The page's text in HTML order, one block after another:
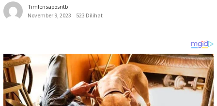
Timlensaposntb
November 9, 2023
523 Dilihat